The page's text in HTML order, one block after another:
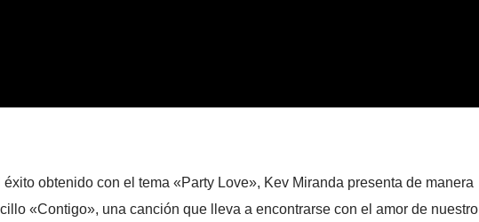
éxito obtenido con el tema «Party Love», Kev Miranda presenta de manera
«Contigo», una canción que lleva a encontrarse con el amor de nuestro